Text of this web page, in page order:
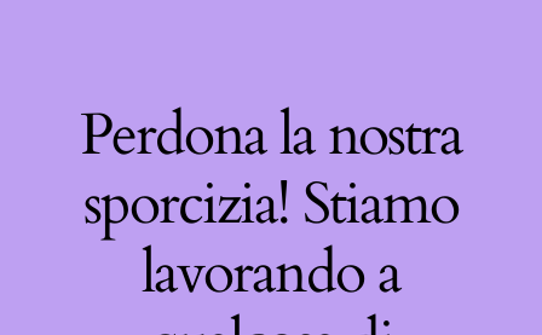
Perdona la nostra
sporcizia! Stiamo
lavorando a